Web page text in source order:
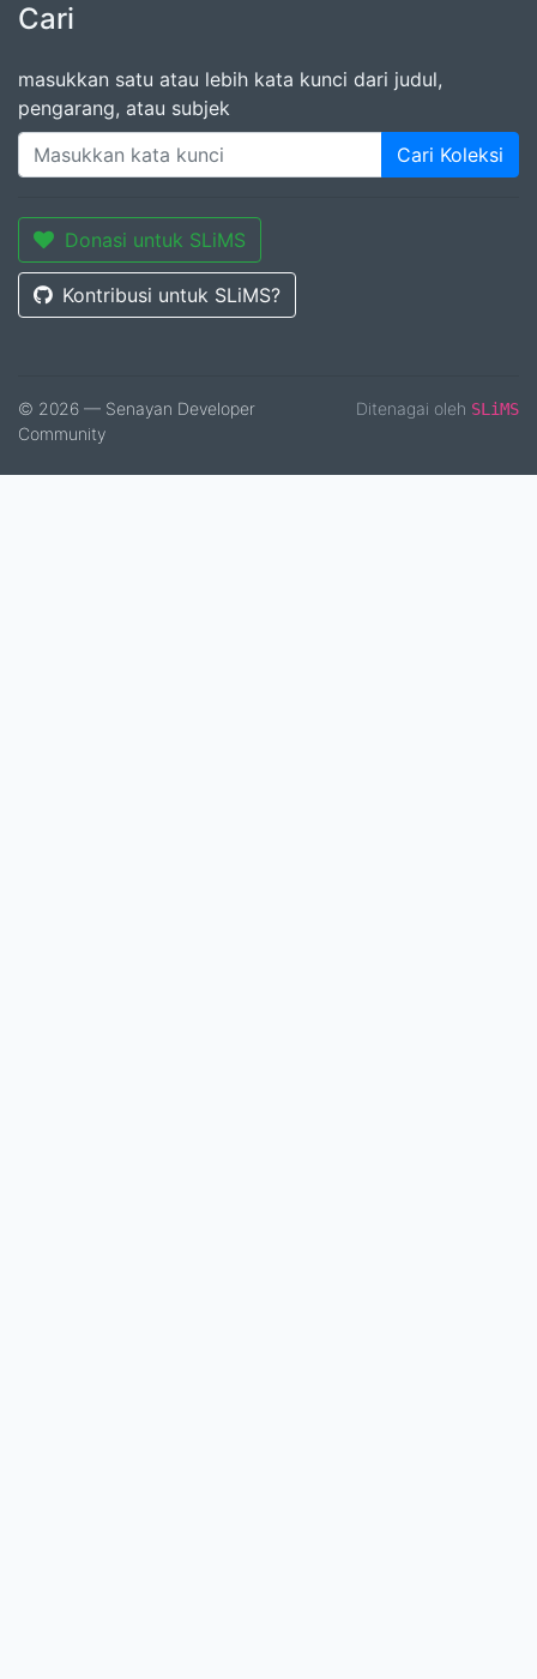
Cari
masukkan satu atau lebih kata kunci dari judul,
pengarang, atau subjek
Cari Koleksi
Donasi untuk SLiMS
Kontribusi untuk SLiMS?
© 2026 — Senayan Developer
Community
Ditenagai oleh SLiMS